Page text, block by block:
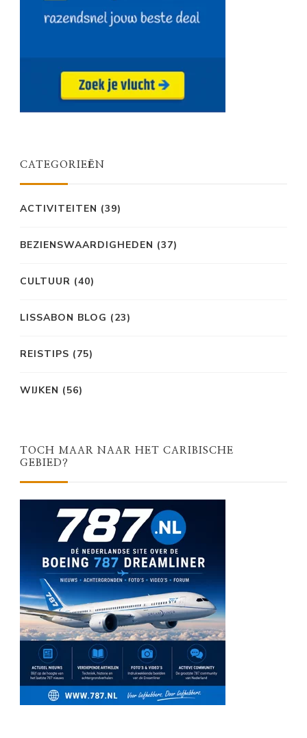
CATEGORIEËN
ACTIVITEITEN (39)
BEZIENSWAARDIGHEDEN (37)
CULTUUR (40)
LISSABON BLOG (23)
REISTIPS (75)
WIJKEN (56)
TOCH MAAR NAAR HET CARIBISCHE
GEBIED?